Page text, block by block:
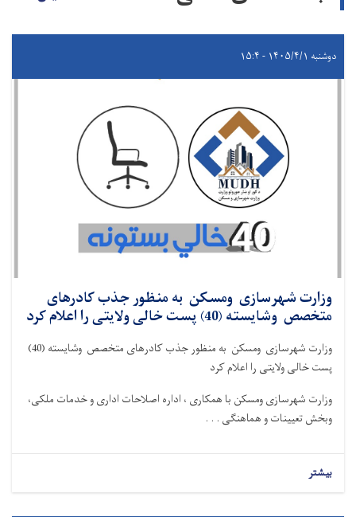
دوشنبه ۱۴۰۵/۴/۱ - ۱۵:۴
وزارت شهرسازی ومسکن به منظور جذب کادرهای
متخصص وشایسته (40) پست خالی ولایتی را اعلام کرد
وزارت شهرسازی ومسکن به منظور جذب کادرهای متخصص وشایسته (40)
پست خالی ولایتی را اعلام کرد
وزارت شهرسازی ومسکن با همکاری ، اداره اصلاحات اداری و خدمات ملکی،
وبخش تعیینات و هماهنگی . . .
بیشتر